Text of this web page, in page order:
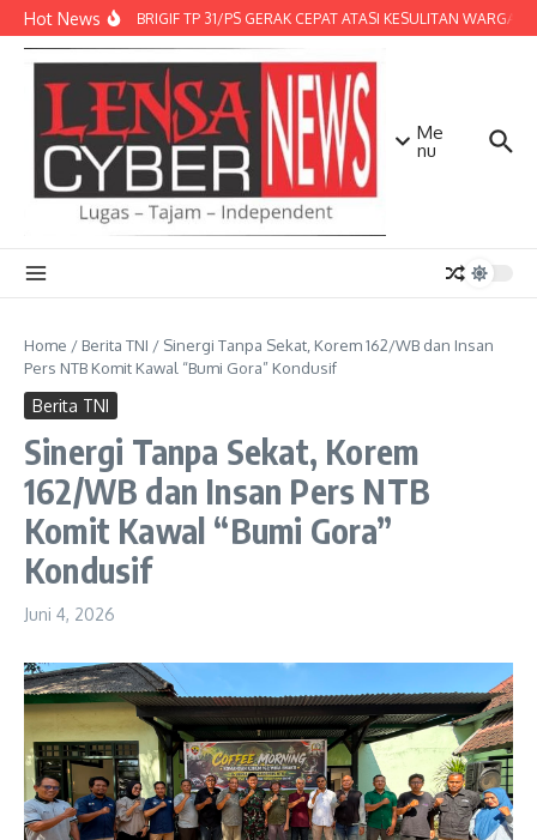
Lewati ke konten
Hot NewsDENMA BRIGIF TP 31/PS GERAK CEPAT ATASI KESULITAN WARGA,
Me
nu
Home / Berita TNI / Sinergi Tanpa Sekat, Korem 162/WB dan Insan
Pers NTB Komit Kawal “Bumi Gora” Kondusif
Berita TNI
Sinergi Tanpa Sekat, Korem
162/WB dan Insan Pers NTB
Komit Kawal “Bumi Gora”
Kondusif
Juni 4, 2026